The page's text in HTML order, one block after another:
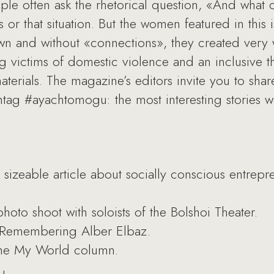
often ask the rhetorical question, «And
or that situation. But the women featured in
and without «connections», they created
of domestic violence and an inclusive
The magazine’s editors invite you to
#ayachtomogu: the most interesting stories
article about socially conscious
shoot with soloists of the Bolshoi Theater.
Alber Elbaz.
My World column.